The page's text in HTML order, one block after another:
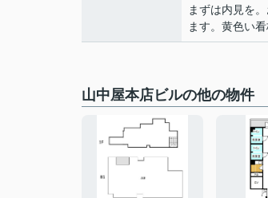
まずは内見を
ます。黄色い
山中屋本店ビルの他の物件